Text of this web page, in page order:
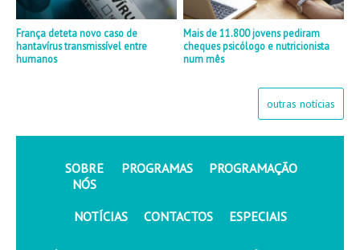
França deteta novo caso de
hantavírus transmissível entre
humanos
Mais de 11.800 jovens pediram
cheques psicólogo e nutricionista
num mês
outras notícias
SOBRE
NÓS
PROGRAMAS PROGRAMAÇÃO
NOTÍCIAS CONTACTOS ESPECIAIS